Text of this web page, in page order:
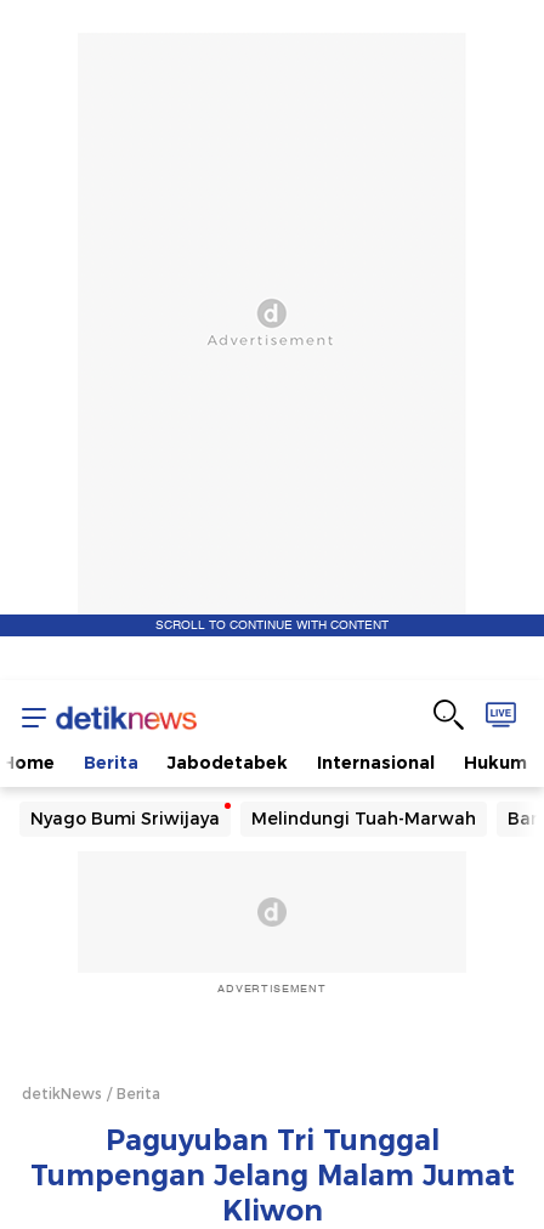
SCROLL TO CONTINUE WITH CONTENT
Home Berita Jabodetabek Internasional Hukum
Nyago Bumi Sriwijaya Melindungi Tuah-Marwah
ADVERTISEMENT
detikNews Berita
Paguyuban Tri Tunggal
Tumpengan Jelang Malam Jumat
Kliwon